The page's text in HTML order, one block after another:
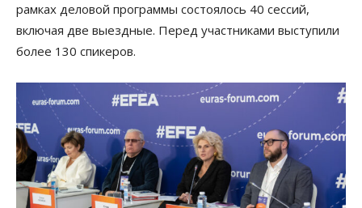
рамках деловой программы состоялось 40 сессий,
включая две выездные. Перед участниками выступили
более 130 спикеров.